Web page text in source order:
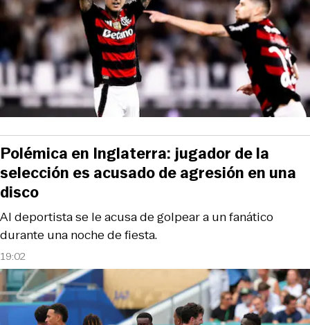
19:02
Al deportista se le acusa de golpear a un fanático
durante una noche de fiesta.
Polémica en Inglaterra: jugador de la
selección es acusado de agresión en una
disco